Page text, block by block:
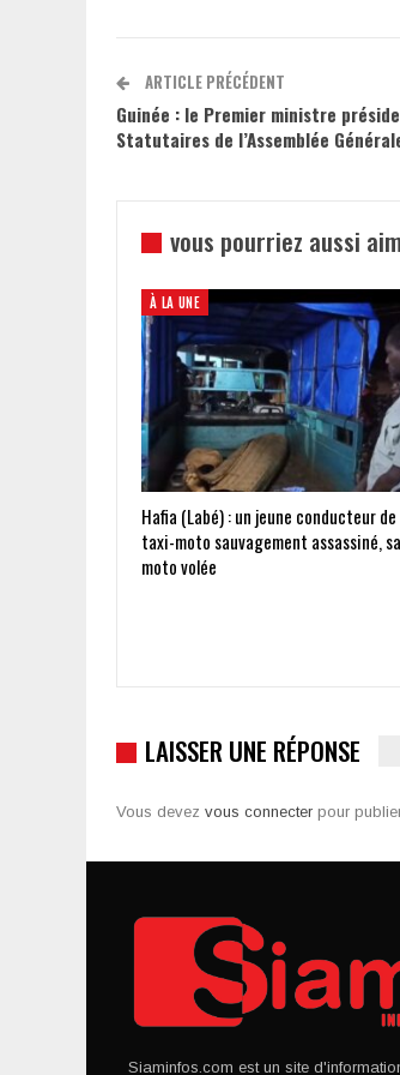
ARTICLE PRÉCÉDENT
Guinée : le Premier ministre
Statutaires de l’Assemblée
vous pourriez aussi
À LA UNE
Hafia (Labé) : un jeune conducteur de
taxi-moto sauvagement assassiné, sa
moto volée
LAISSER UNE RÉPONSE
Vous devez vous connecter pour
Siaminfos.com est un site